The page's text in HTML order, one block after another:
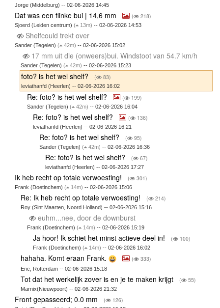
Jorge (Middelburg) -- 02-06-2026 14:45
Dat was een flinke bui | 14,6 mm ( 218)
Sjoerd (Leiden centrum) ( 13m) -- 02-06-2026 14:53
Shelfcould trekt over
Sander (Tegelen) ( 42m) -- 02-06-2026 15:02
17 mm uit die (onweers)bui. Windstoot van 54.7 km/h
Sander (Tegelen)( 42m) -- 02-06-2026 15:23
foto? is het wel shelf? ( 83)
leviathanfd (Heerlen) -- 02-06-2026 16:02
Re: foto? is het wel shelf? ( 199)
Sander (Tegelen) ( 42m) -- 02-06-2026 16:04
Re: foto? is het wel shelf? ( 136)
leviathanfd (Heerlen) -- 02-06-2026 16:21
Re: foto? is het wel shelf? ( 95)
Sander (Tegelen) ( 42m) -- 02-06-2026 16:36
Re: foto? is het wel shelf? ( 67)
leviathanfd (Heerlen) -- 02-06-2026 17:27
Ik heb recht op totale verwoesting! ( 301)
Frank (Doetinchem) ( 14m) -- 02-06-2026 15:06
Re: Ik heb recht op totale verwoesting! ( 214)
Roy (Sint Maarten, Noord Holland) -- 02-06-2026 15:16
euhm...nee, door de downburst
Frank (Doetinchem) ( 14m) -- 02-06-2026 15:19
Ja hoor! Ik schiet het minst actieve deel in! ( 100)
Frank (Doetinchem)( 14m) -- 02-06-2026 16:02
hahaha. Komt eraan Frank. ( 333)
Eric, Rotterdam -- 02-06-2026 15:18
Tot dat het werkelijk zover is en je te maken krijgt ( 55)
Marnix(Nieuwpoort) -- 02-06-2026 21:32
Front gepasseerd; 0.0 mm ( 126)